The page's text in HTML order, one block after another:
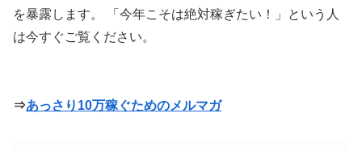
を暴露します。 「今年こそは絶対稼ぎたい！」という人
は今すぐご覧ください。
⇒あっさり10万稼ぐためのメルマガ